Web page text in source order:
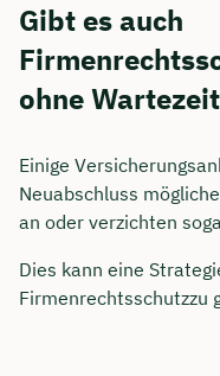
Gibt es auch
ohne
Einige
Neuabschluss
an oder verzichten
Dies kann eine
Firmenrechtsschutzzu